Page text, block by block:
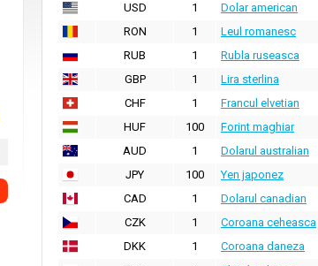
USD
1 Dolar american
RON
1 Leul romanesc
RUB
1 Rubla ruseasca
GBP
1 Lira sterlina
CHF
1 Francul elvetian
HUF
100 Forint maghiar
AUD
1 Dolarul australian
JPY
100 Yen japonez
CAD
1 Dolarul canadian
CZK
1 Coroana ceheasca
DKK
1 Coroana daneza